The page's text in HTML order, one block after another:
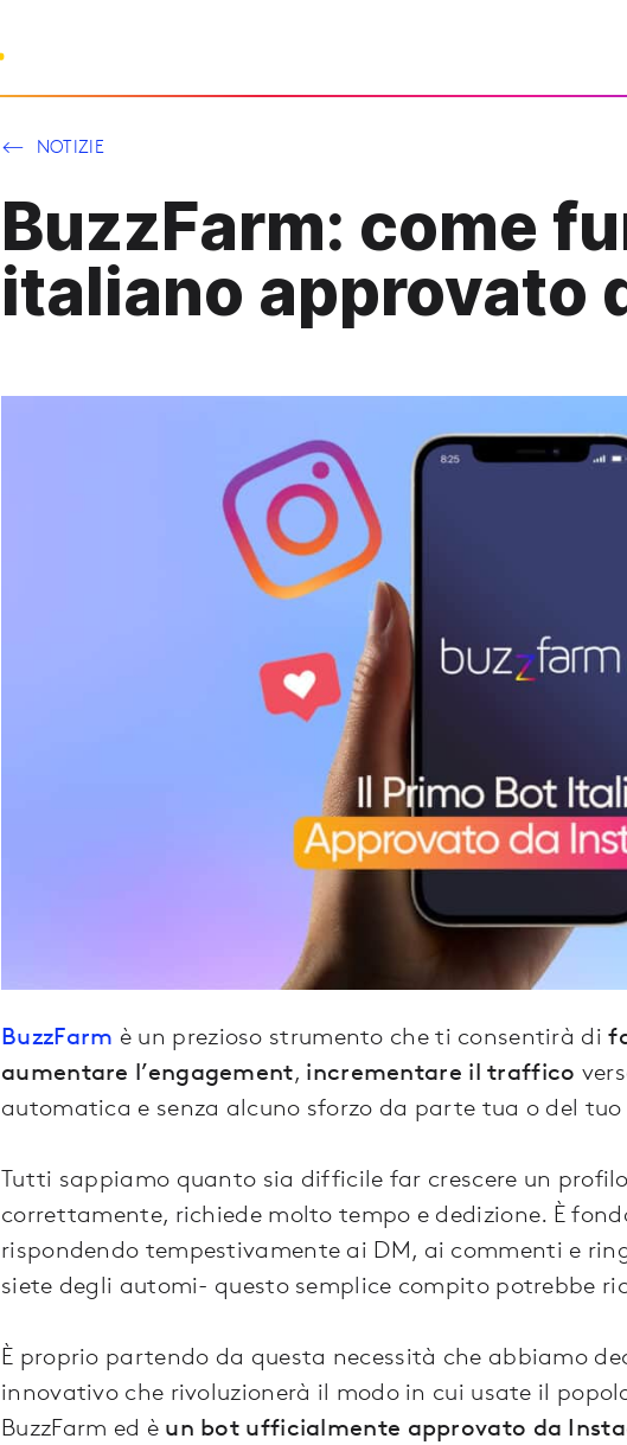
NOTIZIE
BuzzFarm: come
italiano approvato
BuzzFarm è un prezioso strumento che ti consentirà di
aumentare l’engagement, incrementare il traffico
automatica e senza alcuno sforzo da parte tua o del
Tutti sappiamo quanto sia difficile far crescere un
correttamente, richiede molto tempo e dedizione. È
rispondendo tempestivamente ai DM, ai commenti e
siete degli automi- questo semplice compito potrebbe
È proprio partendo da questa necessità che abbiamo
innovativo che rivoluzionerà il modo in cui usate il
BuzzFarm ed è un bot ufficialmente approvato da